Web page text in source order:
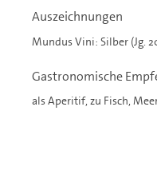
Auszeichnungen
Mundus Vini: Silber (Jg.
Gastronomische
als Aperitif, zu Fisch,